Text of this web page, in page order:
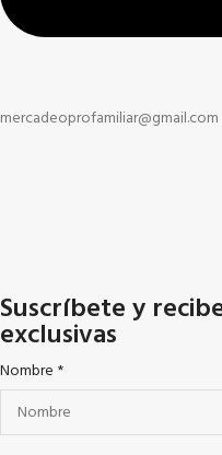
mercadeoprofamiliar@gmail.com
Suscríbete y
exclusivas
Nombre *